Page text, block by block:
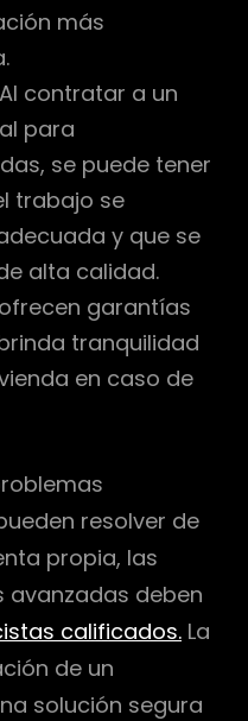
más
Al contratar a un
para
se puede tener
trabajo se
y que se
alta calidad.
garantías
tranquilidad
en caso de
resolver de
propia, las
avanzadas deben
calificados. La
de un
solución segura